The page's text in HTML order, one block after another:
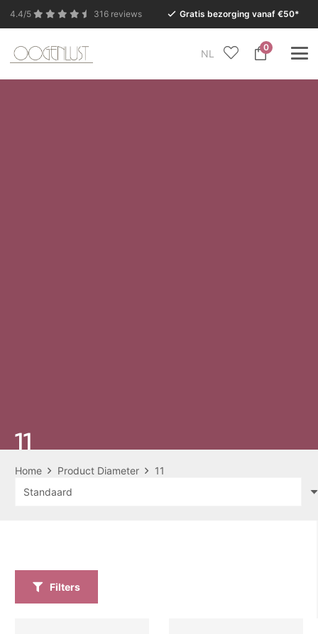
4.4/5 316 reviews Gratis bezorging vanaf €50*
NL
0
In verband met de zomervakantie is onze Conceptstore
in Eersel van maandag 27 juli t/m dinsdag 11 augustus
11
Home Product Diameter 11
Filters